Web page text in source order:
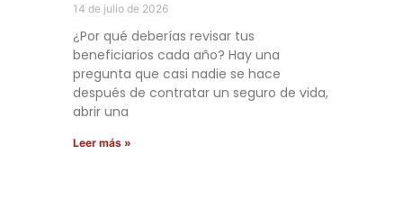
14 de julio de 2026
¿Por qué deberías revisar tus
beneficiarios cada año? Hay una
pregunta que casi nadie se hace
después de contratar un seguro de vida,
abrir una
Leer más »